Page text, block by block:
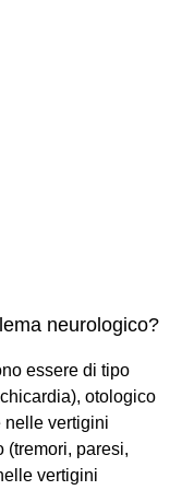
neurologico?
essere di tipo
otologico
nelle vertigini
(tremori, paresi,
vertigini